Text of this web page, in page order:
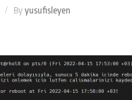
By yusufisleyen